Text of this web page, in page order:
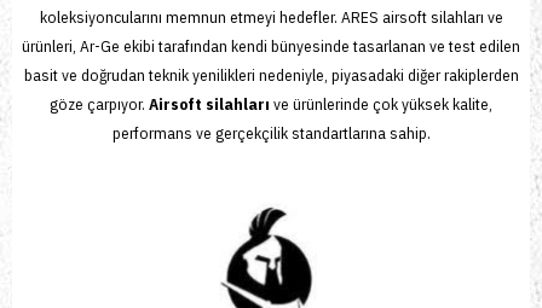
koleksiyoncularını memnun etmeyi hedefler. ARES airsoft silahları ve
ürünleri, Ar-Ge ekibi tarafından kendi bünyesinde tasarlanan ve test edilen
basit ve doğrudan teknik yenilikleri nedeniyle, piyasadaki diğer rakiplerden
göze çarpıyor. Airsoft silahları ve ürünlerinde çok yüksek kalite,
performans ve gerçekçilik standartlarına sahip.